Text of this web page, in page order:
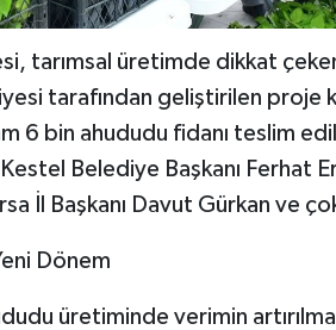
tarımsal üretimde dikkat
tarafından geliştirilen proje
6 bin ahududu fidanı teslim
Belediye Başkanı Ferhat
İl Başkanı Davut Gürkan ve
Dönem
üretiminde verimin